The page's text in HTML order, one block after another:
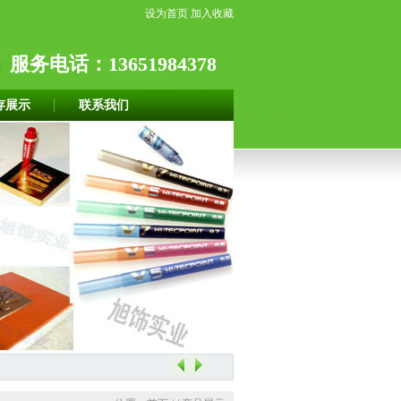
设为首页 加入收藏
服务电话：13651984378
展示 联系我们